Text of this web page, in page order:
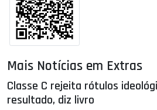
Mais Notícias em Extras
Classe C rejeita rótulos
resultado, diz livro